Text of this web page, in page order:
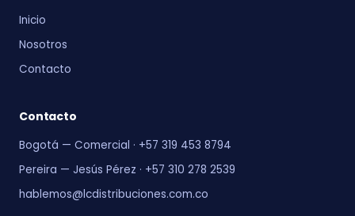
Inicio
Nosotros
Contacto
Contacto
Bogotá — Comercial · +57 319 453 8794
Pereira — Jesús Pérez · +57 310 278 2539
hablemos@lcdistribuciones.com.co